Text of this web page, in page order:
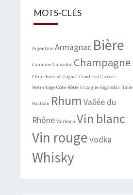
MOTS-CLÉS
Argentine Armagnac Bière
Cairanne Calvados Champagne
Chili chocolat Cognac Condrieu Crozes-
Hermitage Côte-Rôtie Espagne Gigondas Italie
Rasteau Rhum Vallée du
Rhône Valrhona Vin blanc
Vin rougeVodka
Whisky